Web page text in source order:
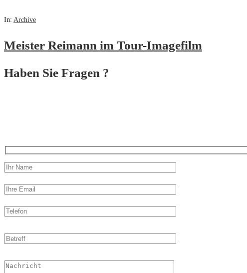
In: Archive
Meister Reimann im Tour-Imagefilm
Haben Sie Fragen ?